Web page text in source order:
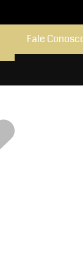
Fale